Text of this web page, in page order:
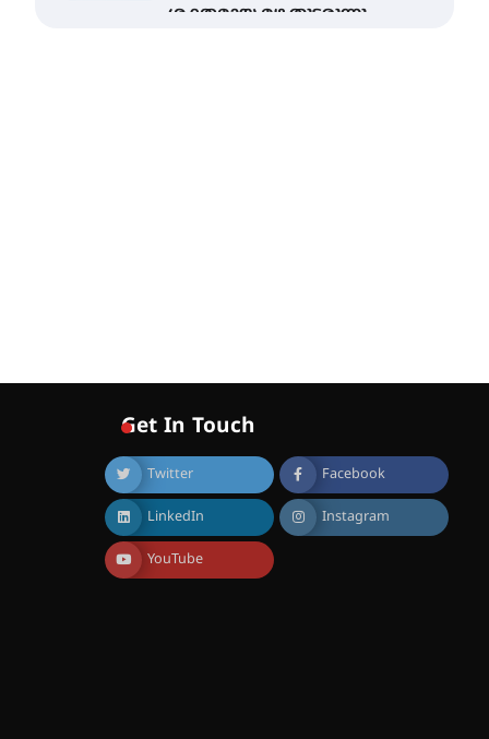
ശക്തമായ മഴ തുടരുന്നു –
അസോസിയേഷന്
August 6, 2026
കോമേഴ്സ്
എക്സ്പോയുമായി എസ്
എൻ ഹയർ സെക്കൻഡറി
വിദ്യാർത്ഥികൾ
Get In Touch
Twitter Facebook
LinkedIn Instagram
YouTube